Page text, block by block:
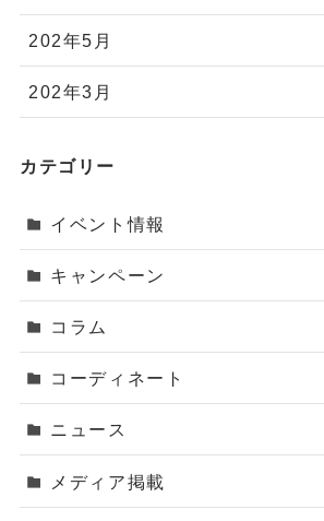
202年5月
202年3月
カテゴリー
イベント情報
キャンペーン
コラム
コーディネート
ニュース
メディア掲載